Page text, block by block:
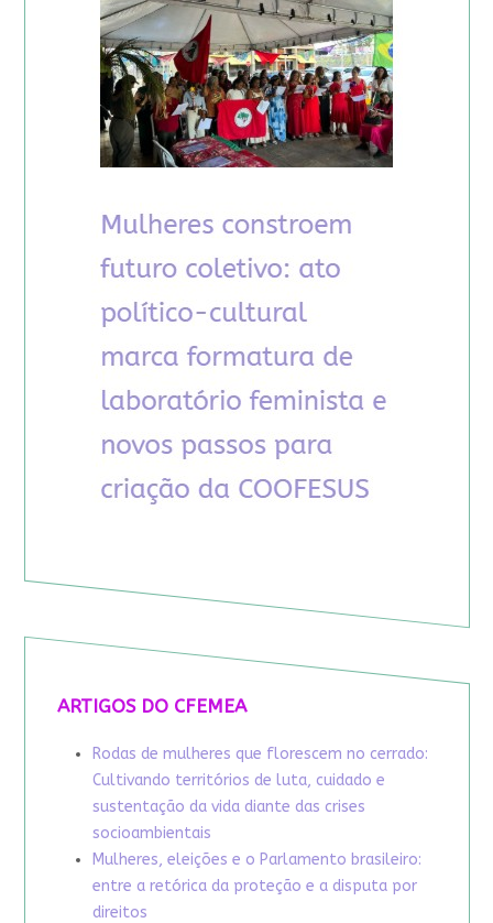
ARTIGOS DO CFEMEA
Rodas de mulheres que florescem no cerrado:
Cultivando territórios de luta, cuidado e
sustentação da vida diante das crises
socioambientais
Mulheres, eleições e o Parlamento brasileiro:
entre a retórica da proteção e a disputa por
direitos